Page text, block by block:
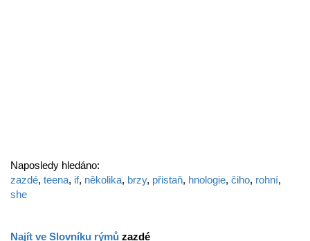
Naposledy hledáno:
zazdé, teena, if, několika, brzy, přistaň, hnologie, čiho, rohní,
she
Najít ve Slovníku rýmů zazdé